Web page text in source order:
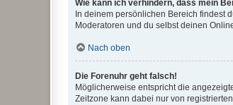
Wie kann ich verhindern, dass mein
In deinem persönlichen Bereich findest
Moderatoren und du selbst deinen
Nach oben
Die Forenuhr geht falsch!
Möglicherweise entspricht die
Zeitzone kann dabei nur von